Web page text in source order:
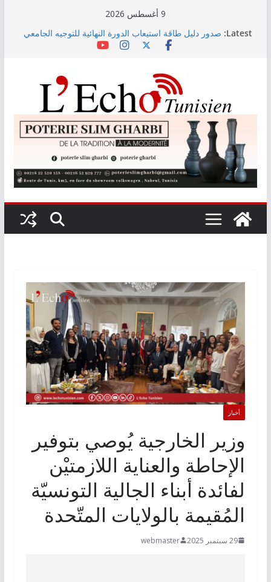
9 أغسطس 2026
Latest: صدور دليل طاقة استيعاب الدورة النهائية للتوجيه الجامعي
وزير التجهيز يتفقد سير أشغال مشروع المدخل الجنوبي
وزارة الأسرة: نسعى لاستكمال دراسة ميدانية حول ظاهرة
تسول الأطفال
مندوب عام حماية الطفولة يحذر
أخبار
وزير الخارجية يُوصي بتوفير
الإحاطة والعناية اللازمتيْن
لفائدة أبناء الجالية التونسيّة
المُقيمة بالولايات المتّحدة
29 سبتمبر 2025 webmaster